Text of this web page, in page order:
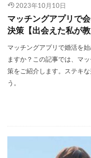
2023年10月10日
マッチングアプリで
決策【出会えた私が教
マッチングアプリで婚活を
ますか？この記事では、マ
策をご紹介します。ステキ
う。